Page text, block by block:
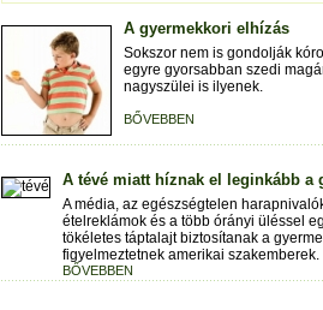
A gyermekkori elhízás
Sokszor nem is gondolják
egyre gyorsabban szedi
nagyszülei is ilyenek.
BŐVEBBEN
A tévé miatt híznak el leginkább a
A média, az egészségtelen
ételreklámok és a több órányi üléssel
tökéletes táptalajt biztosítanak a
figyelmeztetnek amerikai szakemberek.
BŐVEBBEN